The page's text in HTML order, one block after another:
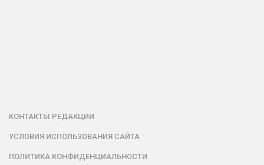
КОНТАКТЫ РЕДАКЦИИ
УСЛОВИЯ ИСПОЛЬЗОВАНИЯ САЙТА
ПОЛИТИКА КОНФИДЕНЦИАЛЬНОСТИ